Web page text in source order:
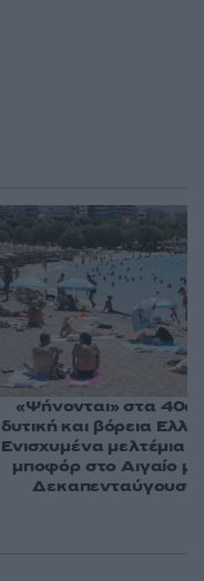
«Ψήνονται» στα
δυτική και βόρεια
Ενισχυμένα μελτέμια
μποφόρ στο Αιγαίο